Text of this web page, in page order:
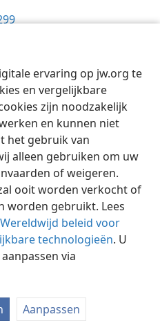
ervaring op jw.org te
en vergelijkbare
zijn noodzakelijk
en kunnen niet
het gebruik van
alleen gebruiken om uw
of weigeren.
ooit worden verkocht of
worden gebruikt. Lees
Wereldwijd beleid voor
technologieën. U
via
Aanpassen
Instellingen
and Tract Society of Pennsylvania
Privacyinstellingen
Inloggen